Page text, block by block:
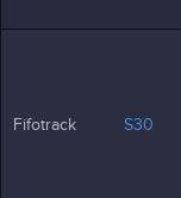
Fifotrack S30